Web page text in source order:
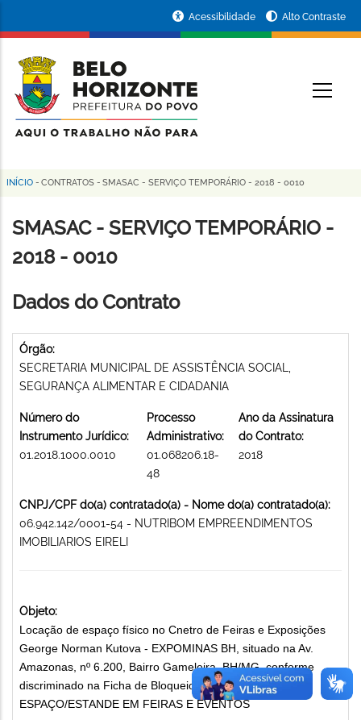
conteúdo
principal
da
Prefeitura
de
Horizonte
Acessibilidade Alto Contraste
Trilha
de
navegação
INÍCIO - CONTRATOS - SMASAC - SERVIÇO TEMPORÁRIO - 2018 - 0010
SMASAC - SERVIÇO TEMPORÁRIO -
2018 - 0010
Dados do Contrato
Órgão:
SECRETARIA MUNICIPAL DE ASSISTÊNCIA SOCIAL,
SEGURANÇA ALIMENTAR E CIDADANIA
Número do
Instrumento Jurídico:
01.2018.1000.0010
Processo
Administrativo:
01.068206.18-
48
Ano da Assinatura
do Contrato:
2018
CNPJ/CPF do(a) contratado(a) - Nome do(a) contratado(a):
06.942.142/0001-54 - NUTRIBOM EMPREENDIMENTOS
IMOBILIARIOS EIRELI
Objeto:
Locação de espaço físico no Cnetro de Feiras e Exposições
George Norman Kutova - EXPOMINAS BH, situado na Av.
Amazonas, nº 6.200, Bairro Gameleira, BH/MG, conforme
discriminado na Ficha de Bloqueio. LOCAÇÃO DE
ESPAÇO/ESTANDE EM FEIRAS E EVENTOS